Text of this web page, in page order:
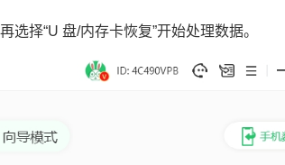
选择“U 盘/内存卡恢复”开始处理数据。